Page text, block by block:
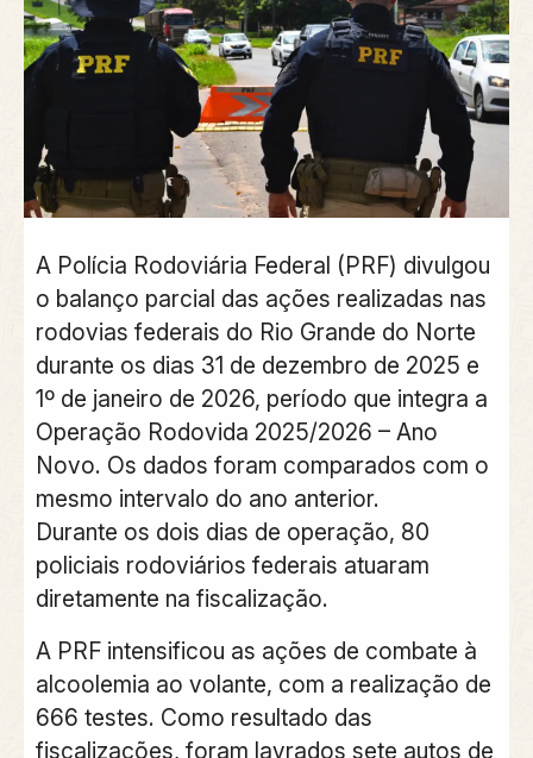
A Polícia Rodoviária Federal (PRF) divulgou
o balanço parcial das ações realizadas nas
rodovias federais do Rio Grande do Norte
durante os dias 31 de dezembro de 2025 e
1º de janeiro de 2026, período que integra a
Operação Rodovida 2025/2026 – Ano
Novo. Os dados foram comparados com o
mesmo intervalo do ano anterior.
Durante os dois dias de operação, 80
policiais rodoviários federais atuaram
diretamente na fiscalização.
A PRF intensificou as ações de combate à
alcoolemia ao volante, com a realização de
666 testes. Como resultado das
fiscalizações, foram lavrados sete autos de